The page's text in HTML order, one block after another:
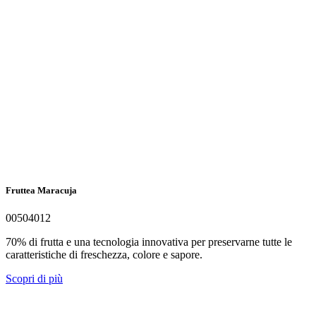
Fruttea Maracuja
00504012
70% di frutta e una tecnologia innovativa per preservarne tutte le
caratteristiche di freschezza, colore e sapore.
Scopri di più